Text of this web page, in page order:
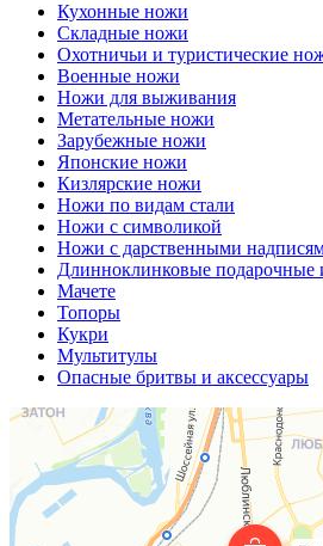
Кухонные ножи
Складные ножи
Охотничьи и туристические
Военные ножи
Ножи для выживания
Метательные ножи
Зарубежные ножи
Японские ножи
Кизлярские ножи
Ножи по видам стали
Ножи с символикой
Ножи с дарственными
Длинноклинковые подарочные
Мачете
Топоры
Кукри
Мультитулы
Опасные бритвы и аксессуары